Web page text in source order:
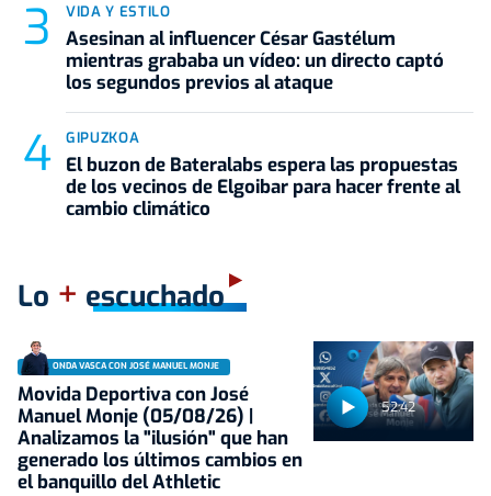
VIDA Y ESTILO
Asesinan al influencer César Gastélum
mientras grababa un vídeo: un directo captó
los segundos previos al ataque
GIPUZKOA
El buzon de Bateralabs espera las propuestas
de los vecinos de Elgoibar para hacer frente al
cambio climático
Lo + escuchado
52:42
ONDA VASCA CON JOSÉ MANUEL MONJE
Movida Deportiva con José
Manuel Monje (05/08/26) |
Analizamos la "ilusión" que han
generado los últimos cambios en
el banquillo del Athletic